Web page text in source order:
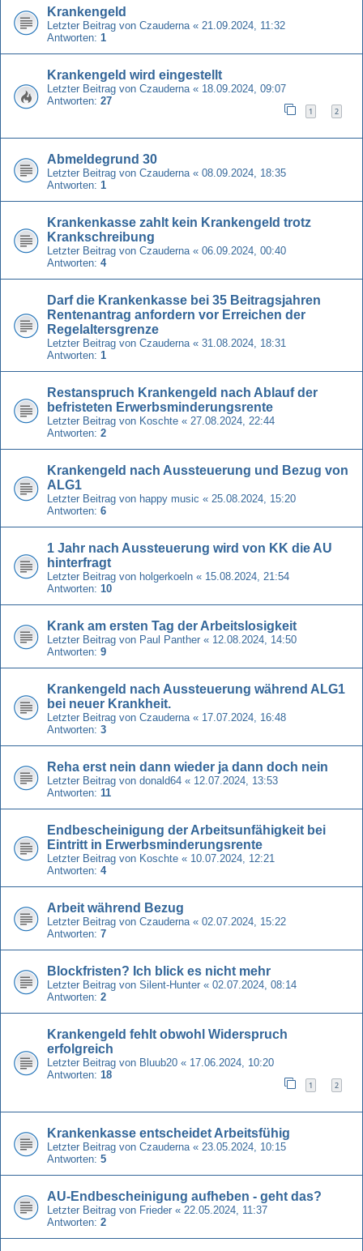
Krankengeld
Letzter Beitrag von Czauderna « 21.09.2024, 11:32
Antworten: 1
Krankengeld wird eingestellt
Letzter Beitrag von Czauderna « 18.09.2024, 09:07
Antworten: 27
1 2
Abmeldegrund 30
Letzter Beitrag von Czauderna « 08.09.2024, 18:35
Antworten: 1
Krankenkasse zahlt kein Krankengeld trotz
Krankschreibung
Letzter Beitrag von Czauderna « 06.09.2024, 00:40
Antworten: 4
Darf die Krankenkasse bei 35 Beitragsjahren
Rentenantrag anfordern vor Erreichen der
Regelaltersgrenze
Letzter Beitrag von Czauderna « 31.08.2024, 18:31
Antworten: 1
Restanspruch Krankengeld nach Ablauf der
befristeten Erwerbsminderungsrente
Letzter Beitrag von Koschte « 27.08.2024, 22:44
Antworten: 2
Krankengeld nach Aussteuerung und Bezug von
ALG1
Letzter Beitrag von happy music « 25.08.2024, 15:20
Antworten: 6
1 Jahr nach Aussteuerung wird von KK die AU
hinterfragt
Letzter Beitrag von holgerkoeln « 15.08.2024, 21:54
Antworten: 10
Krank am ersten Tag der Arbeitslosigkeit
Letzter Beitrag von Paul Panther « 12.08.2024, 14:50
Antworten: 9
Krankengeld nach Aussteuerung während ALG1
bei neuer Krankheit.
Letzter Beitrag von Czauderna « 17.07.2024, 16:48
Antworten: 3
Reha erst nein dann wieder ja dann doch nein
Letzter Beitrag von donald64 « 12.07.2024, 13:53
Antworten: 11
Endbescheinigung der Arbeitsunfähigkeit bei
Eintritt in Erwerbsminderungsrente
Letzter Beitrag von Koschte « 10.07.2024, 12:21
Antworten: 4
Arbeit während Bezug
Letzter Beitrag von Czauderna « 02.07.2024, 15:22
Antworten: 7
Blockfristen? Ich blick es nicht mehr
Letzter Beitrag von Silent-Hunter « 02.07.2024, 08:14
Antworten: 2
Krankengeld fehlt obwohl Widerspruch
erfolgreich
Letzter Beitrag von Bluub20 « 17.06.2024, 10:20
Antworten: 18
1 2
Krankenkasse entscheidet Arbeitsfühig
Letzter Beitrag von Czauderna « 23.05.2024, 10:15
Antworten: 5
AU-Endbescheinigung aufheben - geht das?
Letzter Beitrag von Frieder « 22.05.2024, 11:37
Antworten: 2